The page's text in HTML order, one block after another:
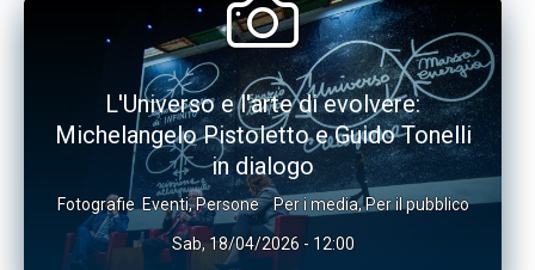
L'Universo e l'arte di evolvere:
Michelangelo Pistoletto e Guido Tonelli
in dialogo
Fotografie Eventi,Persone Per i media,Per il pubblico
Sab, 18/04/2026 - 12:00